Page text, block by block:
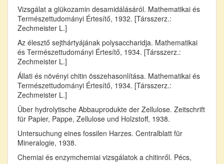
Vizsgálat a glükozamin desamidálásáról. Mathematikai és
Természettudományi Értesítő, 1932. [Társszerz.:
Zechmeister L.]
Az élesztő sejthártyájának polysaccharidja. Mathematikai
és Természettudományi Értesítő, 1934. [Társszerz.:
Zechmeister L.]
Állati és növényi chitin összehasonlítása. Mathematikai és
Természettudományi Értesítő, 1934. [Társszerz.:
Zechmeister L.]
Über hydrolytische Abbauprodukte der Zellulose. Zeitschrift
für Papier, Pappe, Zellulose und Holzstoff, 1938.
Untersuchung eines fossilen Harzes. Centralblatt für
Mineralogie, 1938.
Chemiai és enzymchemiai vizsgálatok a chitinről. Pécs,